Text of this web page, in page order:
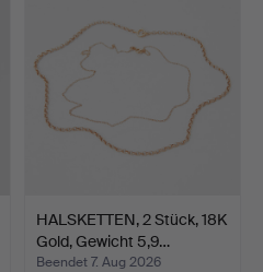
HALSKETTEN, 2 Stück, 18K
Gold, Gewicht 5,9…
Beendet 7. Aug 2026